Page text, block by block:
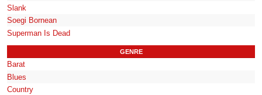
Slank
Soegi Bornean
Superman Is Dead
GENRE
Barat
Blues
Country